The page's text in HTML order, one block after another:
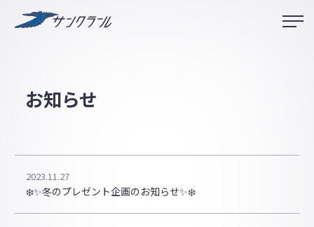
お知らせ
2023.11.27
❄️✨冬のプレゼント企画のお知らせ✨❄️